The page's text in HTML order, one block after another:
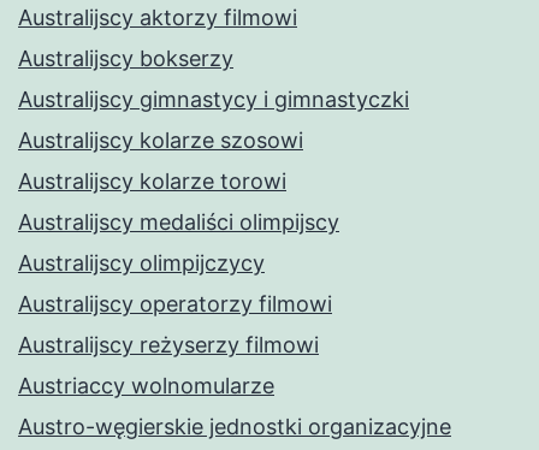
Australijscy aktorzy filmowi
Australijscy bokserzy
Australijscy gimnastycy i gimnastyczki
Australijscy kolarze szosowi
Australijscy kolarze torowi
Australijscy medaliści olimpijscy
Australijscy olimpijczycy
Australijscy operatorzy filmowi
Australijscy reżyserzy filmowi
Austriaccy wolnomularze
Austro-węgierskie jednostki organizacyjne